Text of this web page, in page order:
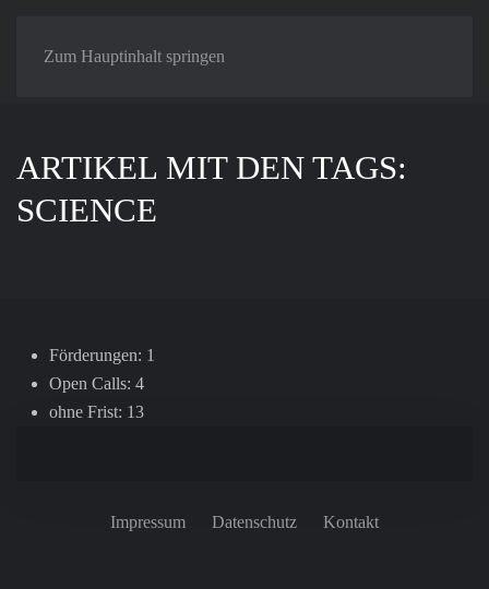
Zum Hauptinhalt springen
ARTIKEL MIT DEN TAGS:
SCIENCE
Förderungen: 1
Open Calls: 4
ohne Frist: 13
Impressum Datenschutz Kontakt